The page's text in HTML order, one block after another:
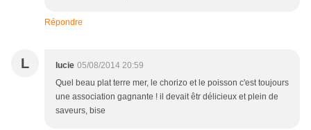
Répondre
L lucie 05/08/2014 20:59
Quel beau plat terre mer, le chorizo et le poisson c'est toujours
une association gagnante ! il devait êtr délicieux et plein de
saveurs, bise